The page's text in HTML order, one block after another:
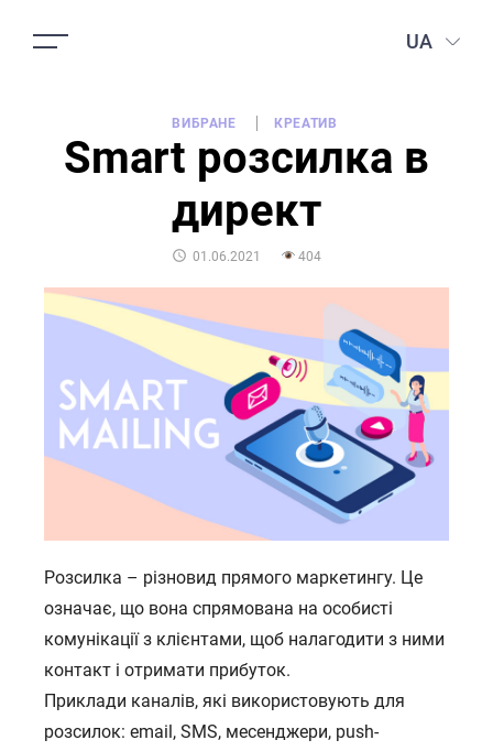
UA
ВИБРАНЕ КРЕАТИВ
Smart розсилка в
директ
POSTED
01.06.2021 404
Розсилка – різновид прямого маркетингу. Це
означає, що вона спрямована на особисті
комунікації з клієнтами, щоб налагодити з ними
контакт і отримати прибуток.
Приклади каналів, які використовують для
розсилок: email, SMS, месенджери, push-